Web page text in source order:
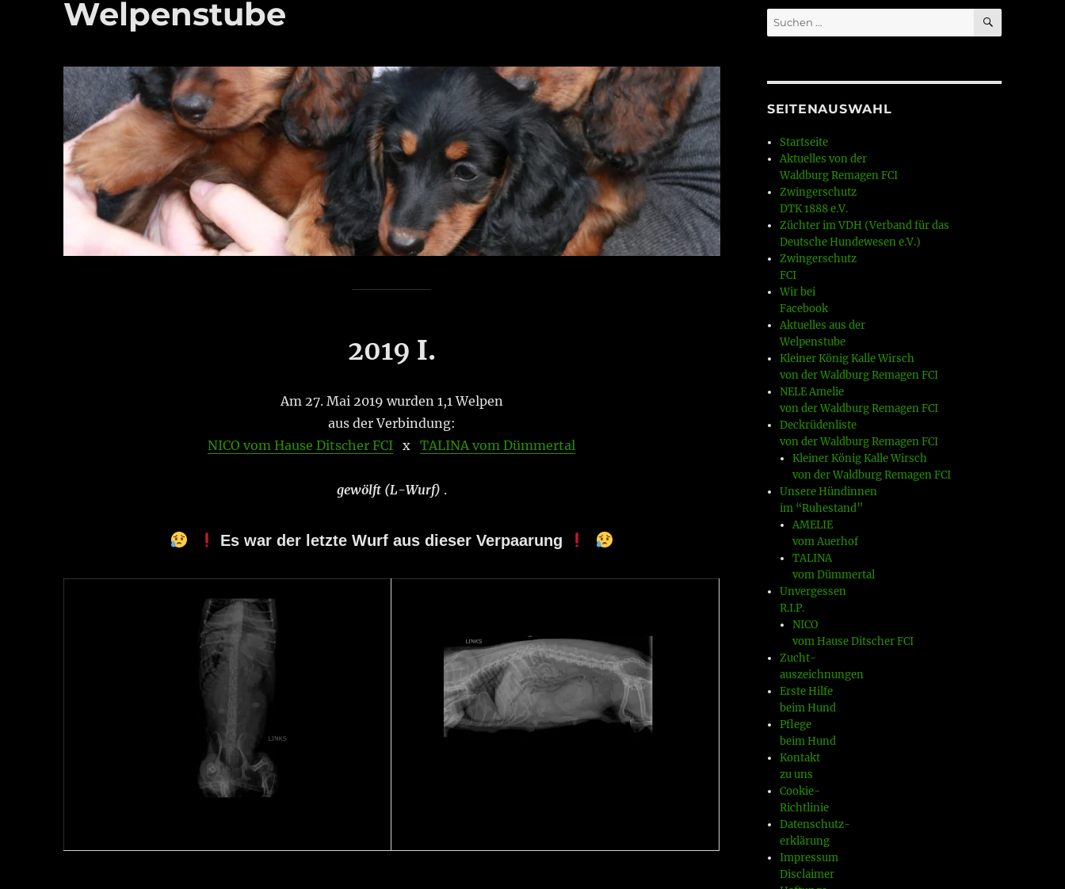
Welpenstube
2019 I.
Am 27. Mai 2019 wurden 1,1 Welpen
aus der Verbindung:
NICO vom Hause Ditscher FCI xTALINA vom Dümmertal
gewölft (L-Wurf) .
Es war der letzte Wurf aus dieser Verpaarung
Suchen
nach:
SUCHEN
SEITENAUSWAHL
Startseite
Aktuelles von der
Waldburg Remagen FCI
Zwingerschutz
DTK 1888 e.V.
Züchter im VDH (Verband für das
Deutsche Hundewesen e.V.)
Zwingerschutz
FCI
Wir bei
Facebook
Aktuelles aus der
Welpenstube
Kleiner König Kalle Wirsch
von der Waldburg Remagen FCI
NELE Amelie
von der Waldburg Remagen FCI
Deckrüdenliste
von der Waldburg Remagen FCI
Kleiner König Kalle Wirsch
von der Waldburg Remagen FCI
Unsere Hündinnen
im “Ruhestand”
AMELIE
vom Auerhof
TALINA
vom Dümmertal
Unvergessen
R.I.P.
NICO
vom Hause Ditscher FCI
Zucht-
auszeichnungen
Erste Hilfe
beim Hund
Pflege
beim Hund
Kontakt
zu uns
Cookie-
Richtlinie
Datenschutz-
erklärung
Impressum
Disclaimer